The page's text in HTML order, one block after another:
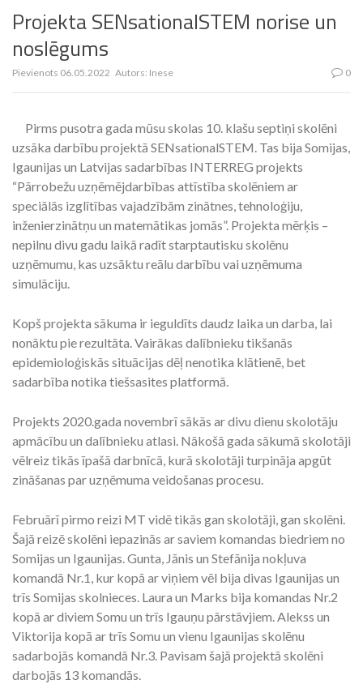
Projekta SENsationalSTEM norise un
noslēgums
Pievienots 06.05.2022 Autors: Inese 0
Pirms pusotra gada mūsu skolas 10. klašu septiņi skolēni
uzsāka darbību projektā SENsationalSTEM. Tas bija Somijas,
Igaunijas un Latvijas sadarbības INTERREG projekts
“Pārrobežu uzņēmējdarbības attīstība skolēniem ar
speciālās izglītības vajadzībām zinātnes, tehnoloģiju,
inženierzinātņu un matemātikas jomās”. Projekta mērķis –
nepilnu divu gadu laikā radīt starptautisku skolēnu
uzņēmumu, kas uzsāktu reālu darbību vai uzņēmuma
simulāciju.
Kopš projekta sākuma ir ieguldīts daudz laika un darba, lai
nonāktu pie rezultāta. Vairākas dalībnieku tikšanās
epidemioloģiskās situācijas dēļ nenotika klātienē, bet
sadarbība notika tiešsasites platformā.
Projekts 2020.gada novembrī sākās ar divu dienu skolotāju
apmācību un dalībnieku atlasi. Nākošā gada sākumā skolotāji
vēlreiz tikās īpašā darbnīcā, kurā skolotāji turpināja apgūt
zināšanas par uzņēmuma veidošanas procesu.
Februārī pirmo reizi MT vidē tikās gan skolotāji, gan skolēni.
Šajā reizē skolēni iepazinās ar saviem komandas biedriem no
Somijas un Igaunijas. Gunta, Jānis un Stefānija nokļuva
komandā Nr.1, kur kopā ar viņiem vēl bija divas Igaunijas un
trīs Somijas skolnieces. Laura un Marks bija komandas Nr.2
kopā ar diviem Somu un trīs Igauņu pārstāvjiem. Alekss un
Viktorija kopā ar trīs Somu un vienu Igaunijas skolēnu
sadarbojās komandā Nr.3. Pavisam šajā projektā skolēni
darbojās 13 komandās.